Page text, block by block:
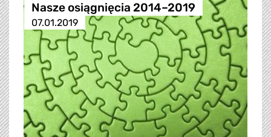
Nasze osiągnięcia 2014–2019
07.01.2019